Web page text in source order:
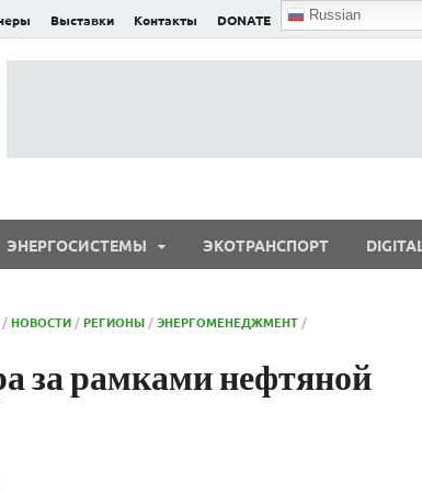
Выставки Контакты DONATE Russian
ЭНЕРГОСИСТЕМЫ ЭКОТРАНСПОРТ DIGITAL
/НОВОСТИ /РЕГИОНЫ /ЭНЕРГОМЕНЕДЖМЕНТ /
за рамками нефтяной